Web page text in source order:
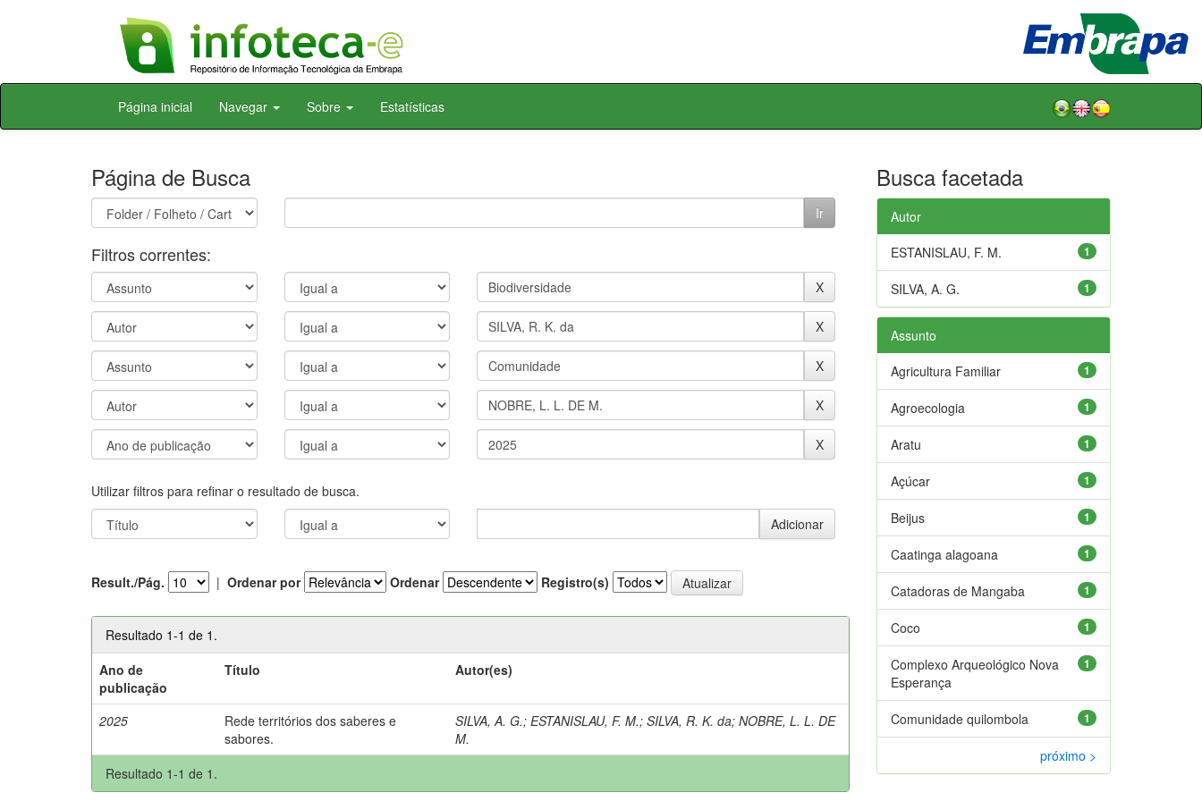
Skip
Página inicial Navegar Sobre Estatísticas
Página de Busca
Filtros correntes:
Utilizar filtros para refinar o resultado de busca.
Result./Pág. | Ordenar por Ordenar Registro(s)
Resultado 1-1 de 1.
Ano de
publicação
Título Autor(es)
2025
Rede territórios dos saberes e
sabores.
SILVA, A. G.;ESTANISLAU, F. M.;SILVA, R. K. da;NOBRE, L. L. DE
M.
Resultado 1-1 de 1.
Busca facetada
Autor
1
ESTANISLAU, F. M.
1
SILVA, A. G.
Assunto
1
Agricultura Familiar
1
Agroecologia
1
Aratu
1
Açúcar
1
Beijus
1
Caatinga alagoana
1
Catadoras de Mangaba
1
Coco
1
Complexo Arqueológico Nova
Esperança
1
Comunidade quilombola
próximo >